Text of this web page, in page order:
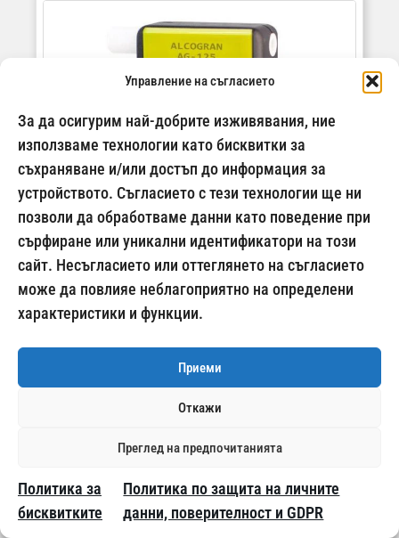
Управление на съгласието
За да осигурим най-добрите изживявания, ние
използваме технологии като бисквитки за
съхраняване и/или достъп до информация за
устройството. Съгласието с тези технологии ще ни
позволи да обработваме данни като поведение при
сърфиране или уникални идентификатори на този
сайт. Несъгласието или оттеглянето на съгласието
може да повлияе неблагоприятно на определени
характеристики и функции.
Приеми
Откажи
Преглед на предпочитанията
Политика за
бисквитките
Политика по защита на личните
данни, поверителност и GDPR
дисплей
99.95€